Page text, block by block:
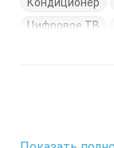
Цифровое ТВ
Кровать